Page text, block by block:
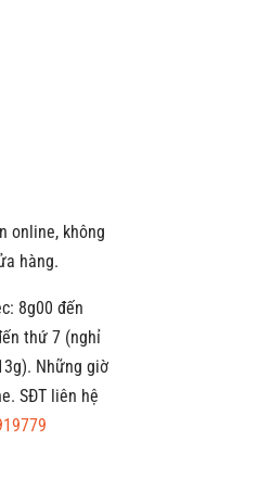
online, không
hàng.
8g00 đến
thứ 7 (nghỉ
Những giờ
SĐT liên hệ